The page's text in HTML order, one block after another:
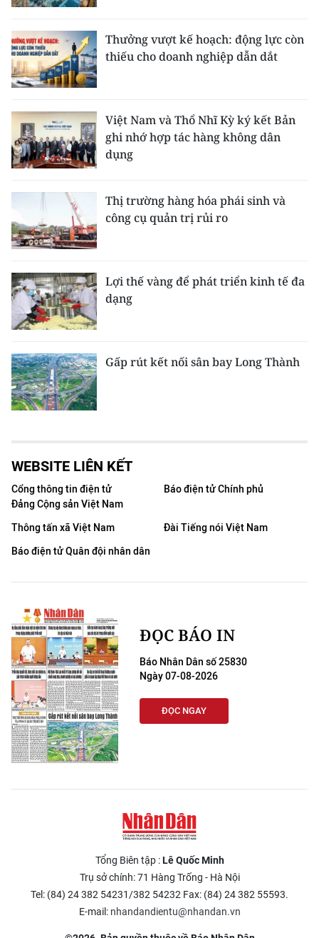
Thưởng vượt kế hoạch: động lực còn
thiếu cho doanh nghiệp dẫn dắt
Việt Nam và Thổ Nhĩ Kỳ ký kết Bản
ghi nhớ hợp tác hàng không dân
dụng
Thị trường hàng hóa phái sinh và
công cụ quản trị rủi ro
Lợi thế vàng để phát triển kinh tế đa
dạng
Gấp rút kết nối sân bay Long Thành
WEBSITE LIÊN KẾT
Cổng thông tin điện tử
Đảng Cộng sản Việt Nam
Báo điện tử Chính phủ
Thông tấn xã Việt Nam
Đài Tiếng nói Việt Nam
Báo điện tử Quân đội nhân dân
ĐỌC BÁO IN
Báo Nhân Dân số 25830
Ngày 07-08-2026
ĐỌC NGAY
Tổng Biên tập :Lê Quốc Minh
Trụ sở chính: 71 Hàng Trống - Hà Nội
Tel: (84) 24 382 54231/382 54232 Fax: (84) 24 382 55593.
E-mail: nhandandientu@nhandan.vn